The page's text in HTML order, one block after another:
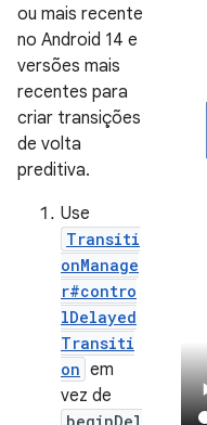
ou mais recente
no Android 14 e
versões mais
recentes para
criar transições
de volta
preditiva.
Use
Transiti
onManage
r#contro
lDelayed
Transiti
on em
vez de